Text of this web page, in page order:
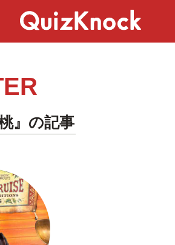
』の記事